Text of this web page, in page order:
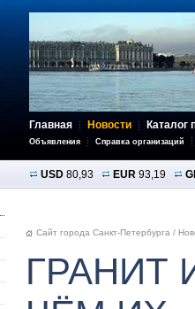
Главная Новости Каталог
Объявления Справка организаций
USD 80,93 EUR 93,19
Сайт города Санкт-Петербурга /
ГРАНИТ